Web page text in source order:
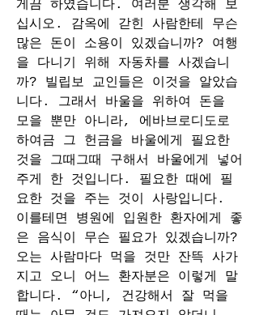
게끔 하였습니다. 여러분 생각해 보
십시오. 감옥에 갇힌 사람한테 무슨
많은 돈이 소용이 있겠습니까? 여행
을 다니기 위해 자동차를 사겠습니
까? 빌립보 교인들은 이것을 알았습
니다. 그래서 바울을 위하여 돈을
모을 뿐만 아니라, 에바브로디도로
하여금 그 헌금을 바울에게 필요한
것을 그때그때 구해서 바울에게 넣어
주게 한 것입니다. 필요한 때에 필
요한 것을 주는 것이 사랑입니다.
이를테면 병원에 입원한 환자에게 좋
은 음식이 무슨 필요가 있겠습니까?
오는 사람마다 먹을 것만 잔뜩 사가
지고 오니 어느 환자분은 이렇게 말
합니다. “아니, 건강해서 잘 먹을